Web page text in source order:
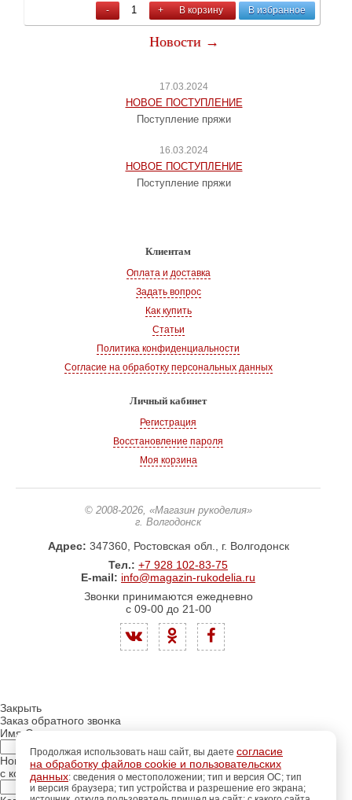
- + В корзину В избранное
Новости →
17.03.2024
НОВОЕ ПОСТУПЛЕНИЕ
Поступление пряжи
16.03.2024
НОВОЕ ПОСТУПЛЕНИЕ
Поступление пряжи
Клиентам
Оплата и доставка
Задать вопрос
Как купить
Статьи
Политика конфиденциальности
Согласие на обработку персональных данных
Личный кабинет
Регистрация
Восстановление пароля
Моя корзина
© 2008-2026, «Магазин рукоделия»
г. Волгодонск
Адрес: 347360, Ростовская обл., г. Волгодонск
Тел.: +7 928 102-83-75
E-mail: info@magazin-rukodelia.ru
Звонки принимаются ежедневно
с 09-00 до 21-00
Продолжая использовать наш сайт, вы даете согласие
на обработку файлов cookie и пользовательских
данных: сведения о местоположении; тип и версия ОС; тип
и версия браузера; тип устройства и разрешение его экрана;
Закрыть
Заказ обратного звонка
Имя Отчество:
Номер телефона:
с кодом города